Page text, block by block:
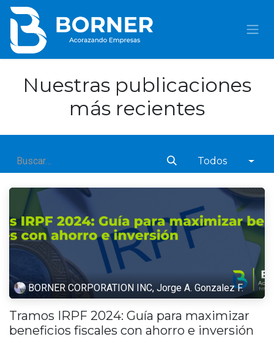
IR AL CONTENIDO
Nuestras publicaciones
más recientes
Todos
BORNER CORPORATION INC, Jorge A. Gonzalez F.
Tramos IRPF 2024: Guía para maximizar
beneficios fiscales con ahorro e inversión